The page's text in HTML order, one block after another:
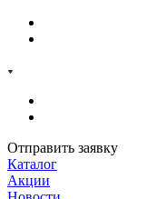
Отправить заявку
Каталог
Акции